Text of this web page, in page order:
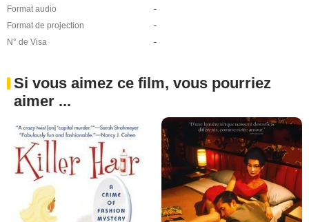
Format audio
-
Format de projection
-
N° de Visa
-
Si vous aimez ce film, vous pourriez
aimer ...